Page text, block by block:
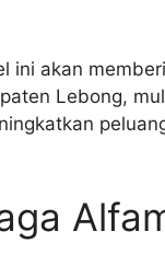
ini akan
Lebong,